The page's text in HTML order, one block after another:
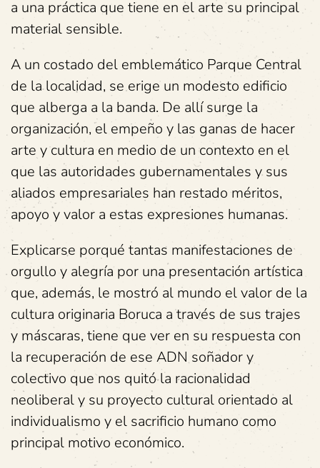
a una práctica que tiene en el arte su principal
material sensible.
A un costado del emblemático Parque Central
de la localidad, se erige un modesto edificio
que alberga a la banda. De allí surge la
organización, el empeño y las ganas de hacer
arte y cultura en medio de un contexto en el
que las autoridades gubernamentales y sus
aliados empresariales han restado méritos,
apoyo y valor a estas expresiones humanas.
Explicarse porqué tantas manifestaciones de
orgullo y alegría por una presentación artística
que, además, le mostró al mundo el valor de la
cultura originaria Boruca a través de sus trajes
y máscaras, tiene que ver en su respuesta con
la recuperación de ese ADN soñador y
colectivo que nos quitó la racionalidad
neoliberal y su proyecto cultural orientado al
individualismo y el sacrificio humano como
principal motivo económico.